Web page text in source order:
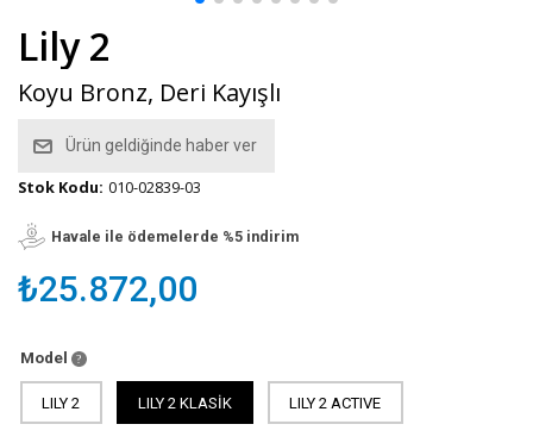
Lily 2
Koyu Bronz, Deri Kayışlı
Ürün geldiğinde haber ver
Stok Kodu: 010-02839-03
Havale ile ödemelerde %5 indirim
₺25.872,00
Model
LILY 2 LILY 2 KLASİK LILY 2 ACTIVE